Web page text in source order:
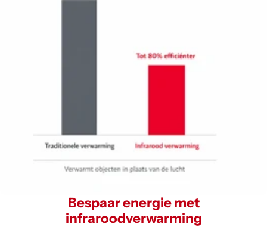
Bespaar energie met
infraroodverwarming